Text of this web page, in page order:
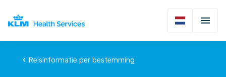
chevron_left Reisinformatie per bestemming